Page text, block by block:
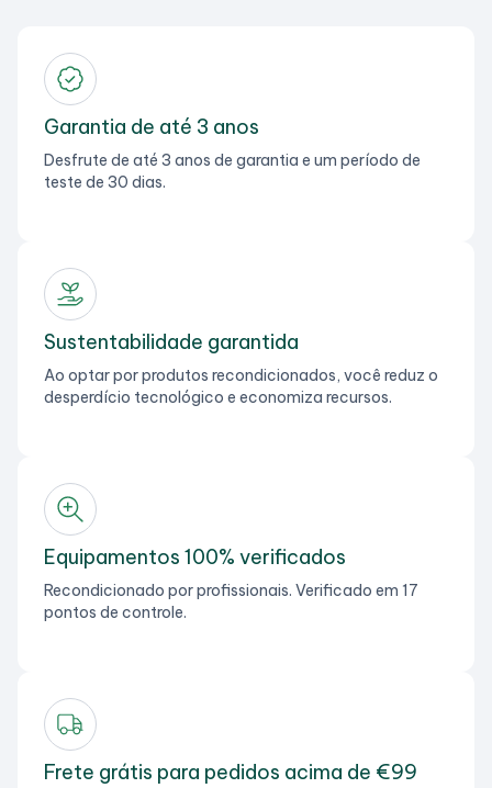
Garantia de até 3 anos
Desfrute de até 3 anos de garantia e um período de
teste de 30 dias.
Sustentabilidade garantida
Ao optar por produtos recondicionados, você reduz o
desperdício tecnológico e economiza recursos.
Equipamentos 100% verificados
Recondicionado por profissionais. Verificado em 17
pontos de controle.
Frete grátis para pedidos acima de €99